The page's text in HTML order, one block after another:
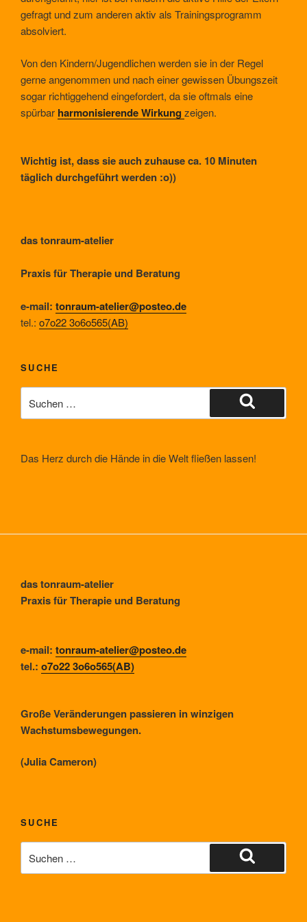
gefragt und zum anderen aktiv als Trainingsprogramm
absolviert.
Von den Kindern/Jugendlichen werden sie in der Regel
gerne angenommen und nach einer gewissen Übungszeit
sogar richtiggehend eingefordert, da sie oftmals eine
spürbar harmonisierende Wirkungzeigen.
Wichtig ist, dass sie auch zuhause ca. 10 Minuten
täglich durchgeführt werden :o))
das tonraum-atelier
Praxis für Therapie und Beratung
e-mail: tonraum-atelier@posteo.de
tel.: o7o22 3o6o565(AB)
SUCHE
nach:
Suchen
Das Herz durch die Hände in die Welt fließen lassen!
das tonraum-atelier
Praxis für Therapie und Beratung
e-mail: tonraum-atelier@posteo.de
tel.: o7o22 3o6o565(AB)
Große Veränderungen passieren in winzigen
Wachstumsbewegungen.
(Julia Cameron)
SUCHE
nach:
Suchen